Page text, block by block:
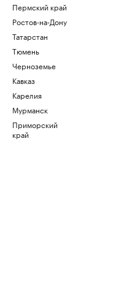
Пермский край
Ростов-на-Дону
Татарстан
Тюмень
Черноземье
Кавказ
Карелия
Мурманск
Приморский
край